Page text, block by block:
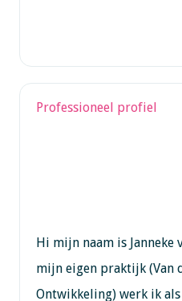
Professioneel profiel
Hi mijn naam is Janneke
mijn eigen praktijk (Van
Ontwikkeling) werk ik